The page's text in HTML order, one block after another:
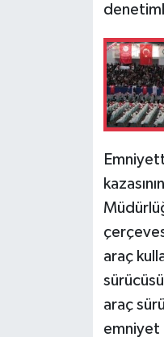
araç
araç
emniyet
İş Dünyası
Jandarma
KÜLTÜR SANAT